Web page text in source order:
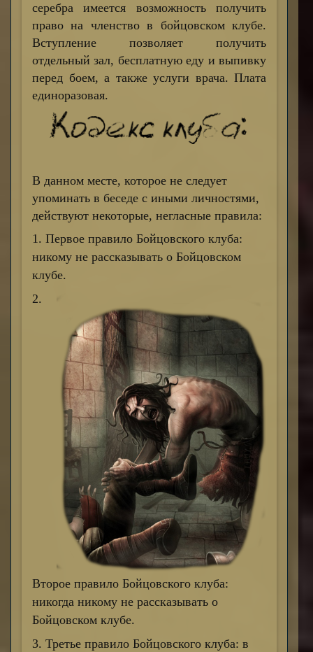
серебра имеется возможность получить
право на членство в бойцовском клубе.
Вступление позволяет получить
отдельный зал, бесплатную еду и выпивку
перед боем, а также услуги врача. Плата
единоразовая.
В данном месте, которое не следует
упоминать в беседе с иными личностями,
действуют некоторые, негласные правила:
1. Первое правило Бойцовского клуба:
никому не рассказывать о Бойцовском
клубе.
2.
Второе правило Бойцовского клуба:
никогда никому не рассказывать о
Бойцовском клубе.
3. Третье правило Бойцовского клуба: в